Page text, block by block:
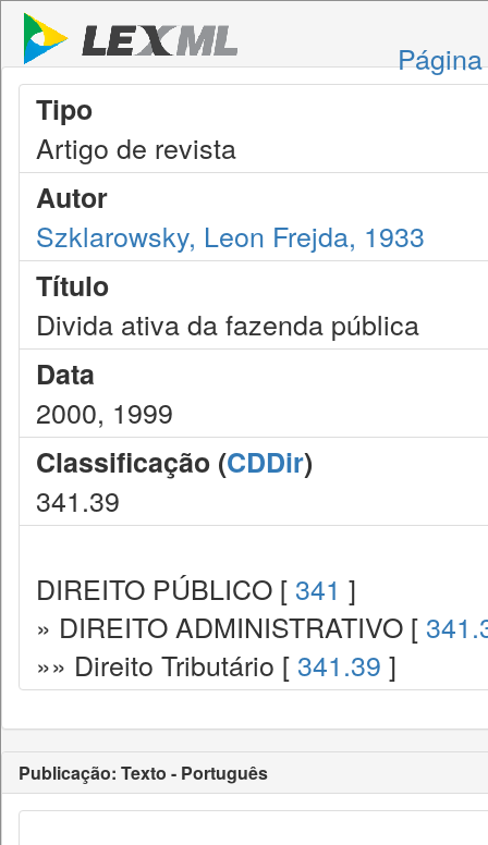
Tipo
Artigo de revista
Autor
Szklarowsky, Leon Frejda, 1933
Título
Divida ativa da fazenda pública
Data
2000, 1999
Classificação (CDDir)
341.39
DIREITO PÚBLICO [ 341 ]
» DIREITO ADMINISTRATIVO [
»» Direito Tributário [ 341.39 ]
Publicação: Texto - Português